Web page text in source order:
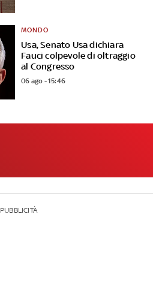
Usa, Senato Usa dichiara
Fauci colpevole di oltraggio
al Congresso
MONDO
06 ago - 15:46
PUBBLICITÀ